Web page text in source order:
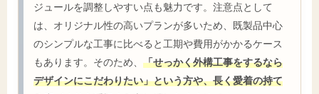
ジュールを調整しやすい点も魅力です。注意点として
は、オリジナル性の高いプランが多いため、既製品中心
のシンプルな工事に比べると工期や費用がかかるケース
もあります。そのため、 「せっかく外構工事をするなら
デザインにこだわりたい」という方や、長く愛着の持て